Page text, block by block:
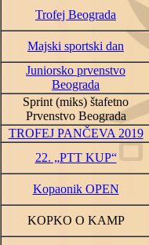
Trofej Beograda
Majski sportski dan
Juniorsko prvenstvo
Beograda
Sprint (miks) štafetno
Prvenstvo Beograda
TROFEJ PANČEVA 2019
22. „PTT KUP“
Kopaonik OPEN
KOPKO O KAMP